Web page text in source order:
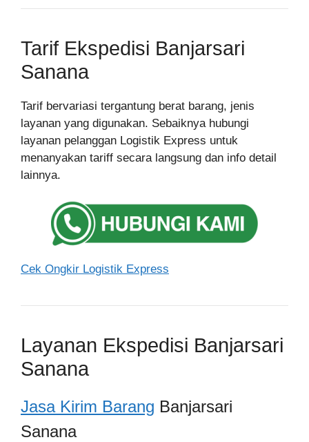
Tarif Ekspedisi Banjarsari
Sanana
Tarif bervariasi tergantung berat barang, jenis
layanan yang digunakan. Sebaiknya hubungi
layanan pelanggan Logistik Express untuk
menanyakan tariff secara langsung dan info detail
lainnya.
Cek Ongkir Logistik Express
Layanan Ekspedisi Banjarsari
Sanana
Jasa Kirim Barang Banjarsari
Sanana